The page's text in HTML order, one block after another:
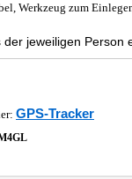
Werkzeug zum
jeweiligen Person
GPS-Tracker